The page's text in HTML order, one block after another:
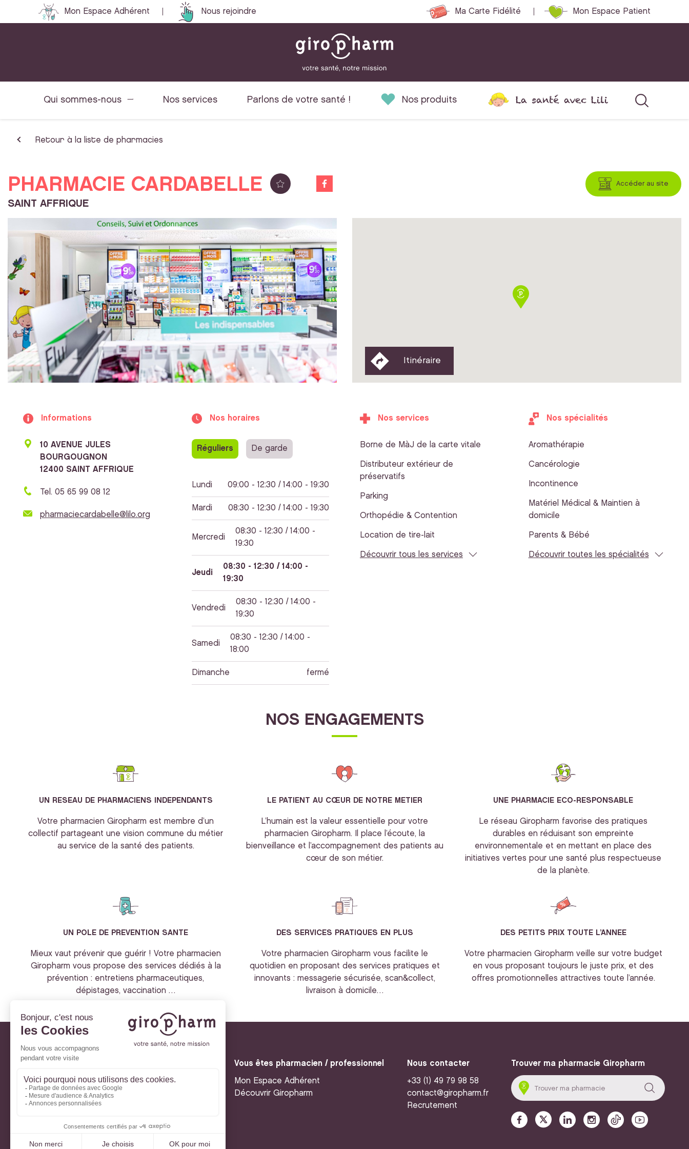
Mon Espace Adhérent Nous rejoindre Ma Carte Fidélité Mon Espace Patient
Qui sommes-nous Nos services Parlons de votre santé ! Nos produits La santé avec Lili
Retour à la liste de pharmacies
PHARMACIE CARDABELLE
SAINT AFFRIQUE
Accéder au site
Itinéraire
Informations
10 AVENUE JULES
BOURGOUGNON
12400 SAINT AFFRIQUE
Tel. 05 65 99 08 12
pharmaciecardabelle@lilo.org
Nos horaires
Réguliers De garde
Lundi 09:00 - 12:30 / 14:00 - 19:30
Mardi 08:30 - 12:30 / 14:00 - 19:30
Mercredi
08:30 - 12:30 / 14:00 -
19:30
Jeudi
08:30 - 12:30 / 14:00 -
19:30
Vendredi
08:30 - 12:30 / 14:00 -
19:30
Samedi
08:30 - 12:30 / 14:00 -
18:00
Dimanche fermé
Nos services
Borne de MàJ de la carte vitale
Distributeur extérieur de
préservatifs
Parking
Orthopédie & Contention
Location de tire-lait
Découvrir tous les services
Nos spécialités
Aromathérapie
Cancérologie
Incontinence
Matériel Médical & Maintien à
domicile
Parents & Bébé
Découvrir toutes les spécialités
NOS ENGAGEMENTS
UN RESEAU DE PHARMACIENS INDEPENDANTS
Votre pharmacien Giropharm est membre d’un
collectif partageant une vision commune du métier
au service de la santé des patients.
LE PATIENT AU CŒUR DE NOTRE METIER
L’humain est la valeur essentielle pour votre
pharmacien Giropharm. Il place l’écoute, la
bienveillance et l’accompagnement des patients au
cœur de son métier.
UNE PHARMACIE ECO-RESPONSABLE
Le réseau Giropharm favorise des pratiques
durables en réduisant son empreinte
environnementale et en mettant en place des
initiatives vertes pour une santé plus respectueuse
de la planète.
UN POLE DE PREVENTION SANTE
Mieux vaut prévenir que guérir ! Votre pharmacien
Giropharm vous propose des services dédiés à la
prévention : entretiens pharmaceutiques,
dépistages, vaccination …
DES SERVICES PRATIQUES EN PLUS
Votre pharmacien Giropharm vous facilite le
quotidien en proposant des services pratiques et
innovants : messagerie sécurisée, scan&collect,
livraison à domicile…
DES PETITS PRIX TOUTE L’ANNEE
Votre pharmacien Giropharm veille sur votre budget
en vous proposant toujours le juste prix, et des
offres promotionnelles attractives toute l’année.
Nos engagements
Ma Carte Fidélité
Mon Espace Patient
Vous êtes pharmacien / professionnel
Mon Espace Adhérent
Découvrir Giropharm
Nous contacter
+33 (1) 49 79 98 58
contact@giropharm.fr
Recrutement
Trouver ma pharmacie Giropharm